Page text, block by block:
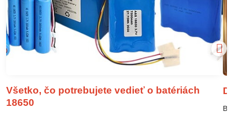
Všetko, čo potrebujete vedieť o batériách
18650